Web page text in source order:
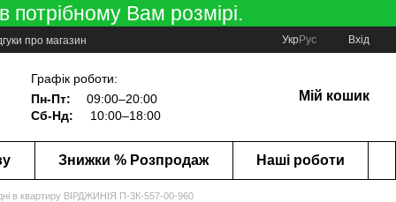
Вам розмірі.
про магазин УкрРус Вхід
Графік роботи:
Пн-Пт:
09:00–20:00
Сб-Нд:
10:00–18:00
Мій кошик
Знижки % Розпродаж Наші роботи
в квартиру ВІРДЖИНІЯ П-3К-557-00-960